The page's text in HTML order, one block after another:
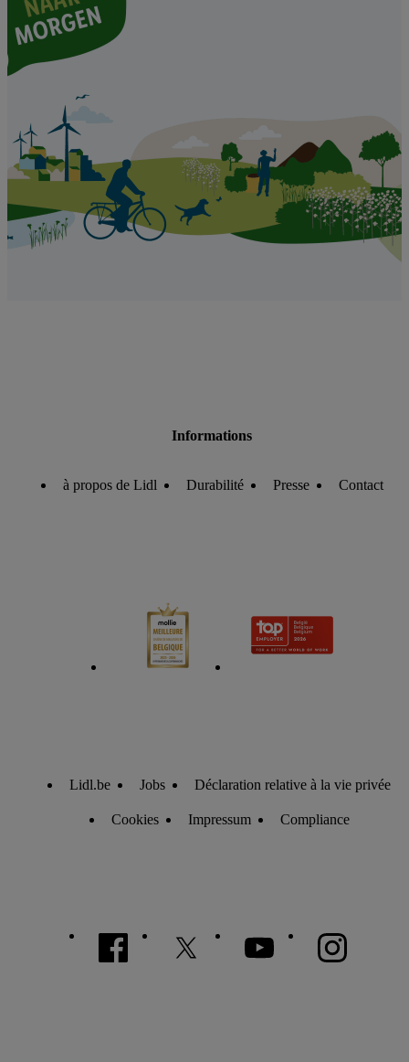
Informations
à propos de Lidl Durabilité Presse Contact
Lidl.be Jobs Déclaration relative à la vie privée
Cookies Impressum Compliance